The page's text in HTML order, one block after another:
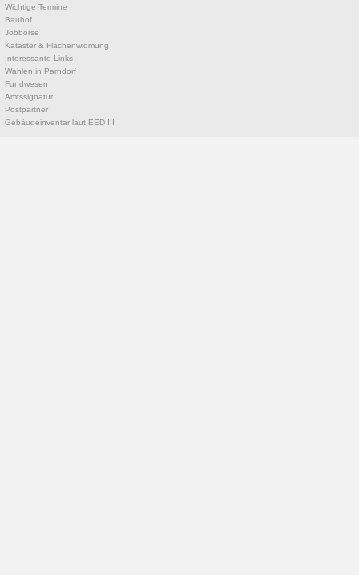
Wichtige Termine
Bauhof
Jobbörse
Kataster & Flächenwidmung
Interessante Links
Wahlen in Parndorf
Fundwesen
Amtssignatur
Postpartner
Gebäudeinventar laut EED III